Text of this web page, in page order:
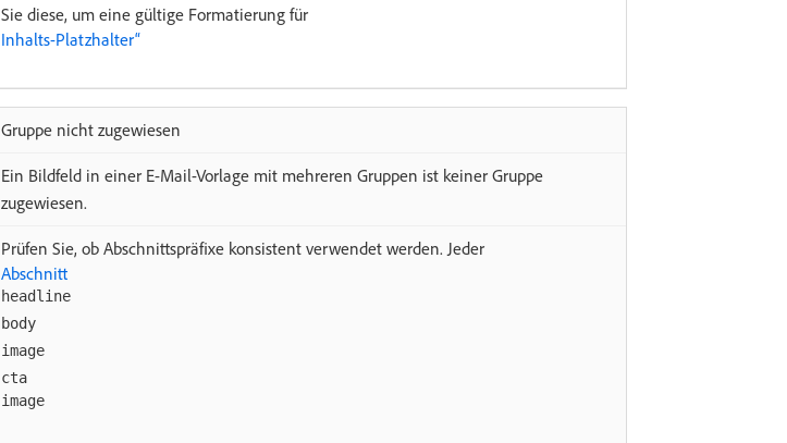
Sie diese, um eine gültige Formatierung für
Inhalts-Platzhalter“ ​
Gruppe nicht zugewiesen
Ein Bildfeld in einer E-Mail-Vorlage mit mehreren Gruppen ist keiner Gruppe
zugewiesen.
Prüfen Sie, ob Abschnittspräfixe konsistent verwendet werden. Jeder
Abschnitt
headline
body
image
cta
image